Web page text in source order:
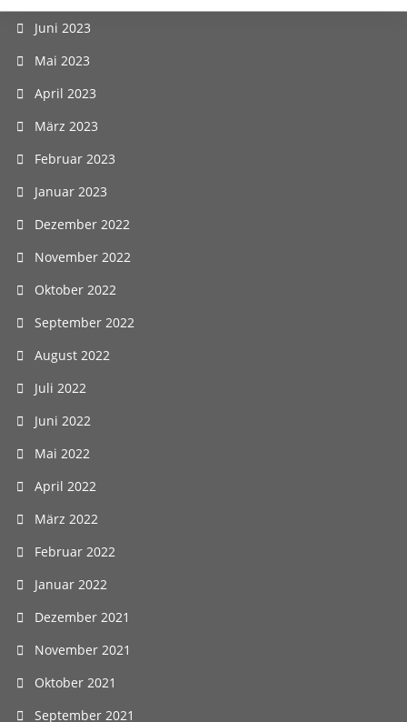
Juni 2023
Mai 2023
April 2023
März 2023
Februar 2023
Januar 2023
Dezember 2022
November 2022
Oktober 2022
September 2022
August 2022
Juli 2022
Juni 2022
Mai 2022
April 2022
März 2022
Februar 2022
Januar 2022
Dezember 2021
November 2021
Oktober 2021
September 2021